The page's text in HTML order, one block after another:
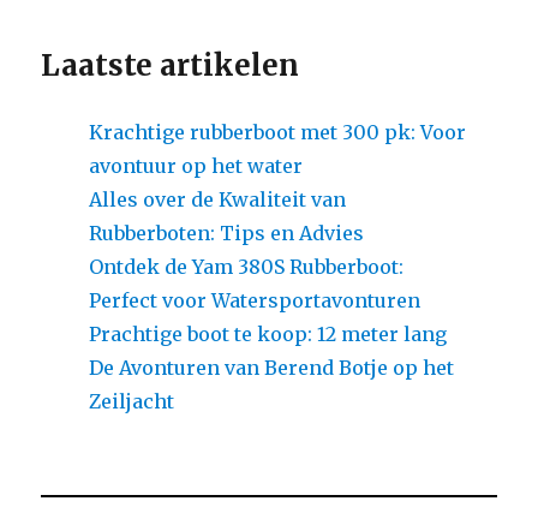
Laatste artikelen
Krachtige rubberboot met 300 pk: Voor
avontuur op het water
Alles over de Kwaliteit van
Rubberboten: Tips en Advies
Ontdek de Yam 380S Rubberboot:
Perfect voor Watersportavonturen
Prachtige boot te koop: 12 meter lang
De Avonturen van Berend Botje op het
Zeiljacht